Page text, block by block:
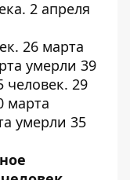
. 2 апреля
. 26 марта
умерли 39
человек. 29
марта
умерли 35